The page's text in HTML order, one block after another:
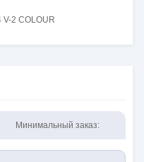
2 COLOUR
Минимальный заказ: